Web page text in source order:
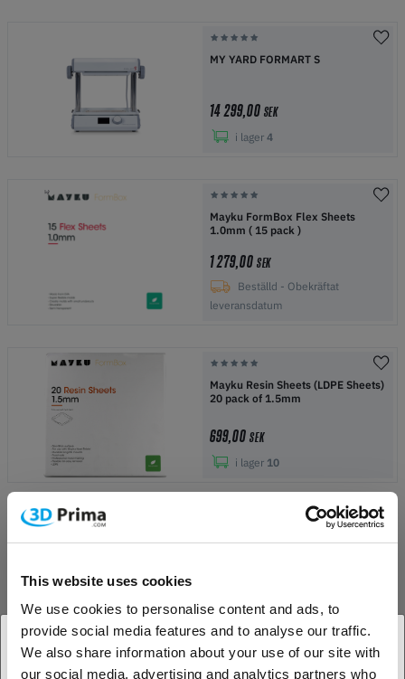
This website uses cookies
We use cookies to personalise content and ads, to
provide social media features and to analyse our traffic.
We also share information about your use of our site with
our social media, advertising and analytics partners who
MY YARD FORMART S
14 299,00 SEK
i lager 4
Mayku FormBox Flex Sheets
1.0mm ( 15 pack )
1 279,00 SEK
Beställd - Obekräftat
leveransdatum
Mayku Resin Sheets (LDPE Sheets)
20 pack of 1.5mm
699,00 SEK
i lager 10
Mayku FormBox Form Sheets (30